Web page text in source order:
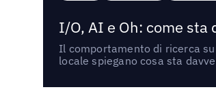
I/O, AI e Oh: come
Il comportamento di ricerca
locale spiegano cosa sta